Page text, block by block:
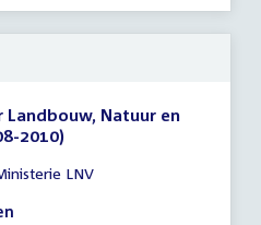
Landbouw, Natuur en
2010)
LNV